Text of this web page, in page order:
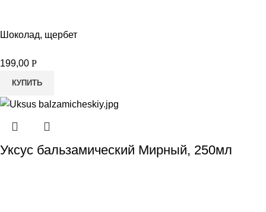
Шоколад, щербет
199,00 Р
КУПИТЬ
Уксус бальзамический Мирный, 250мл